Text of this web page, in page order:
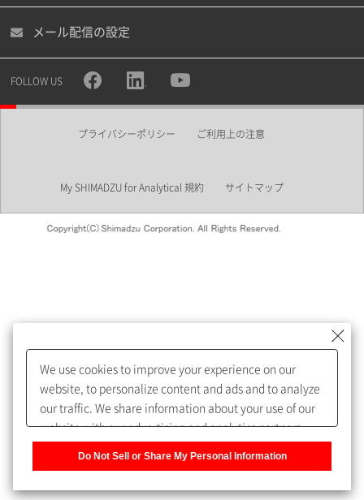
所属部署
めします。
My SHIMADZU for Analyticalへ登録いただくと、技術情報や
取扱説明書・Webinarなどの閲覧ができます。
うになります。
メール配信の設定
FOLLOW US
プライバシーポリシー ご利用上の注意
My SHIMADZU for Analytical 規約 サイトマップ
We use cookies to improve your experience on our
website, to personalize content and ads and to analyze
our traffic. We share information about your use of our
website with our advertising and analytics partners,
Do Not Sell or Share My Personal Information